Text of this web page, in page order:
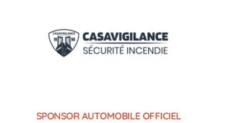
SPONSOR AUTOMOBILE OFFICIEL